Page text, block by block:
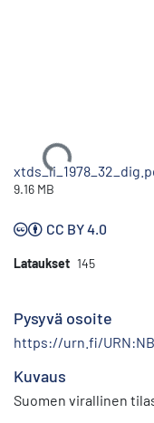
Ladataan...
9.16 MB
CC BY 4.0
Lataukset 145
Pysyvä osoite
https://urn.fi/
Kuvaus
Suomen virallinen